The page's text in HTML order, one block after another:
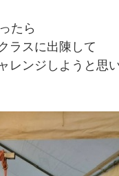
たら
ラスに出陳して
レンジしようと思